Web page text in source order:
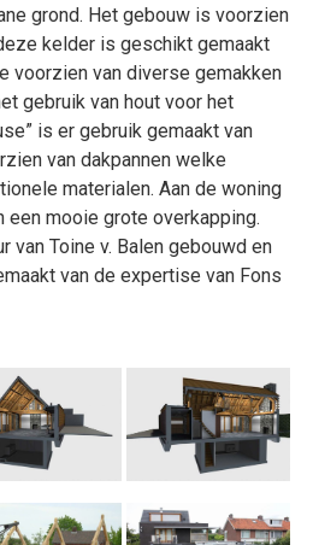
grond. Het gebouw is voorzien
kelder is geschikt gemaakt
voorzien van diverse gemakken
gebruik van hout voor het
is er gebruik gemaakt van
van dakpannen welke
materialen. Aan de woning
een mooie grote overkapping.
van Toine v. Balen gebouwd en
van de expertise van Fons